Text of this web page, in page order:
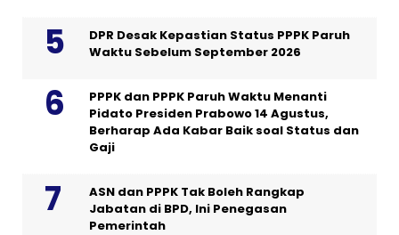
DPR Desak Kepastian Status PPPK Paruh
Waktu Sebelum September 2026
PPPK dan PPPK Paruh Waktu Menanti
Pidato Presiden Prabowo 14 Agustus,
Berharap Ada Kabar Baik soal Status dan
Gaji
ASN dan PPPK Tak Boleh Rangkap
Jabatan di BPD, Ini Penegasan
Pemerintah